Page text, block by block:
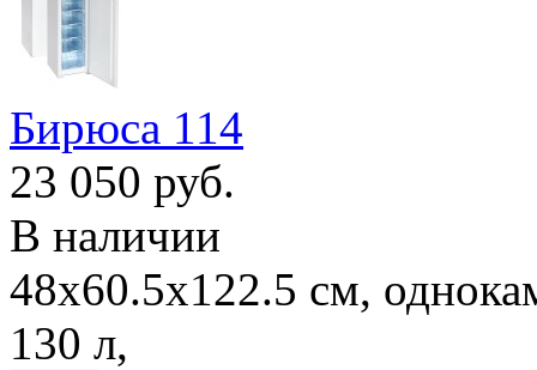
Бирюса 114
23 050 руб.
В наличии
48x60.5x122.5 см,
130 л,